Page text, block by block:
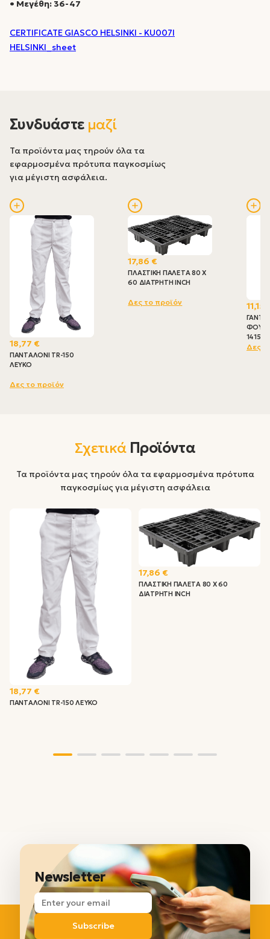
• Μεγέθη: 36-47
CERTIFICATE GIASCO HELSINKI - KU007I
HELSINKI_sheet
Συνδυάστε μαζί
Τα προϊόντα μας τηρούν όλα τα
εφαρμοσμένα πρότυπα παγκοσμίως
για μέγιστη ασφάλεια.
18,77 €
ΠΑΝΤΑΛΟΝΙ TR-150
ΛΕΥΚΟ
Δες το προϊόν
17,86 €
ΠΛΑΣΤΙΚΗ ΠΑΛΕΤΑ 80 X
60 ΔΙΑΤΡΗΤΗ INCH
Δες το προϊόν 11,15
1415-
Δες
Σχετικά Προϊόντα
Τα προϊόντα μας τηρούν όλα τα εφαρμοσμένα πρότυπα
παγκοσμίως για μέγιστη ασφάλεια
18,77 €
ΠΑΝΤΑΛΟΝΙ TR-150 ΛΕΥΚΟ
17,86 €
ΠΛΑΣΤΙΚΗ ΠΑΛΕΤΑ 80 X 60
ΔΙΑΤΡΗΤΗ INCH
Newsletter
Subscribe